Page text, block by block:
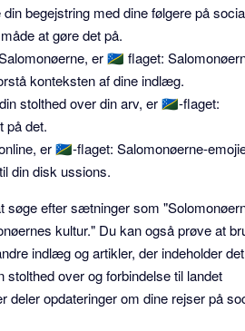
begejstring med dine følgere på
at gøre det på.
er 🇸🇧 flaget:
konteksten af dine indlæg.
stolthed over din arv, er 🇸🇧-flaget:
på det.
er 🇸🇧-flaget: Salomonøerne-
din disk ussions.
søge efter sætninger som
kultur." Du kan også prøve at
indlæg og artikler, der indeholder
over og forbindelse til landet
deler opdateringer om dine rejser på